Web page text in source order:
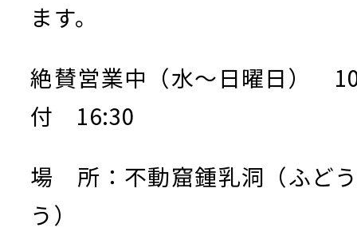
ます。
絶賛営業中（水～日曜日）
付 16:30
場 所：不動窟鍾乳洞（ふど
う）